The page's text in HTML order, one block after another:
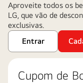
Aproveite todos os
LG, que vão de
exclusivas.
Entrar
Cupom de